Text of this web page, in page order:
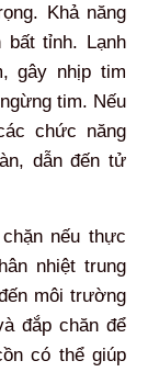
Khả năng
bất tỉnh. Lạnh
gây nhịp tim
tim. Nếu
chức năng
dẫn đến tử
nếu thực
nhiệt trung
môi trường
đắp chăn để
có thể giúp